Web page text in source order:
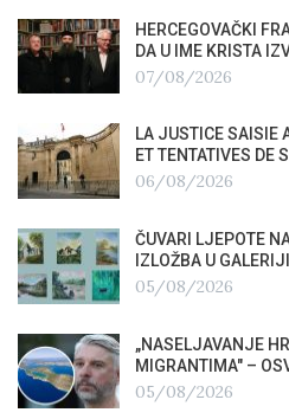
HERCEGOVAČKI
DA U IME KRISTA
07/08/2026
LA JUSTICE SAISIE
ET TENTATIVES DE
06/08/2026
ČUVARI LJEPOTE
IZLOŽBA U
05/08/2026
„NASELJAVANJE
MIGRANTIMA″ –
05/08/2026